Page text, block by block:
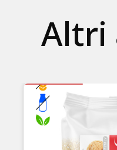
Altri